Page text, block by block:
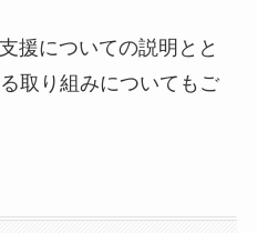
援についての説明とと
取り組みについてもご